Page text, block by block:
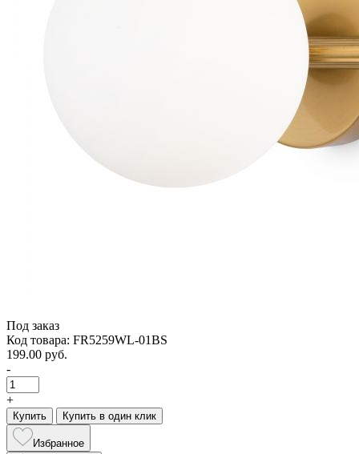
Под заказ
Код товара: FR5259WL-01BS
199.00 руб.
-
+
Купить Купить в один клик
Избранное